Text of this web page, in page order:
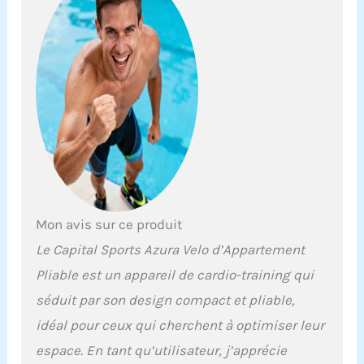
de vous entraîner comme
un pro. SUIVEZ VOTRE
ÉTAT EN TEMPS RÉEL :
Notre vélo d'exercice
pliable est adapté à tous
les âges et à tous
niveaux. Ce vélo
comprend des capteurs
de fréquence cardiaque
intégrés pour vous aider
à repousser vos limites et
GYM AU BUREAU : Nous
n'avons pas toujours le
Nous avons conçu ainsi
ce vélo compact que vous
pouvez placer sous un
bureau et pédalez tout en
travaillant pour une
Mon avis sur ce produit
Le Capital Sports Azura Velo d’Appartement
Pliable est un appareil de cardio-training qui
séduit par son design compact et pliable,
idéal pour ceux qui cherchent à optimiser leur
espace. En tant qu’utilisateur, j’apprécie